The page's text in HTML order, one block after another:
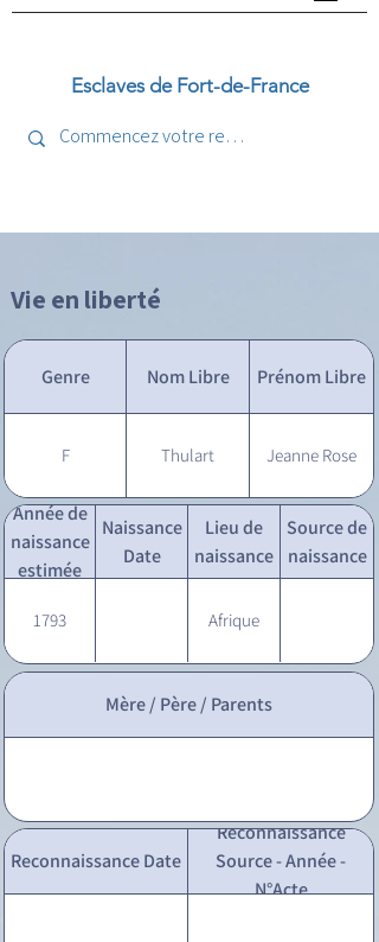
Esclaves de Fort-de-France
Vie en liberté
Genre Nom Libre Prénom Libre
F Thulart Jeanne Rose
Année de
naissance
estimée
Naissance
Date
Lieu de
naissance
Source de
naissance
1793 Afrique
Mère / Père / Parents
Reconnaissance Date
Reconnaissance
Source - Année -
N°Acte